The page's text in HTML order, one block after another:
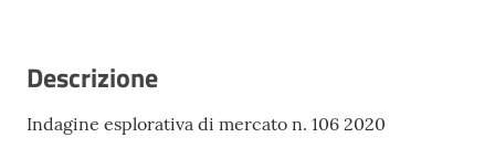
Descrizione
Indagine esplorativa di mercato n. 106 2020